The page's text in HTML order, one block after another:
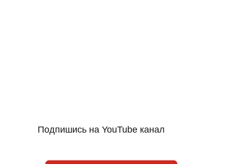
Подпишись на YouTube канал